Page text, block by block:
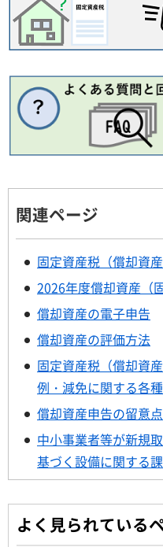
関連ページ
固定資産税（償却資
2026年度償却資産（
償却資産の電子申告
償却資産の評価方法
固定資産税（償却資
例・減免に関する各
償却資産申告の留意点
中小事業者等が新規
基づく設備に関する
よく見られている